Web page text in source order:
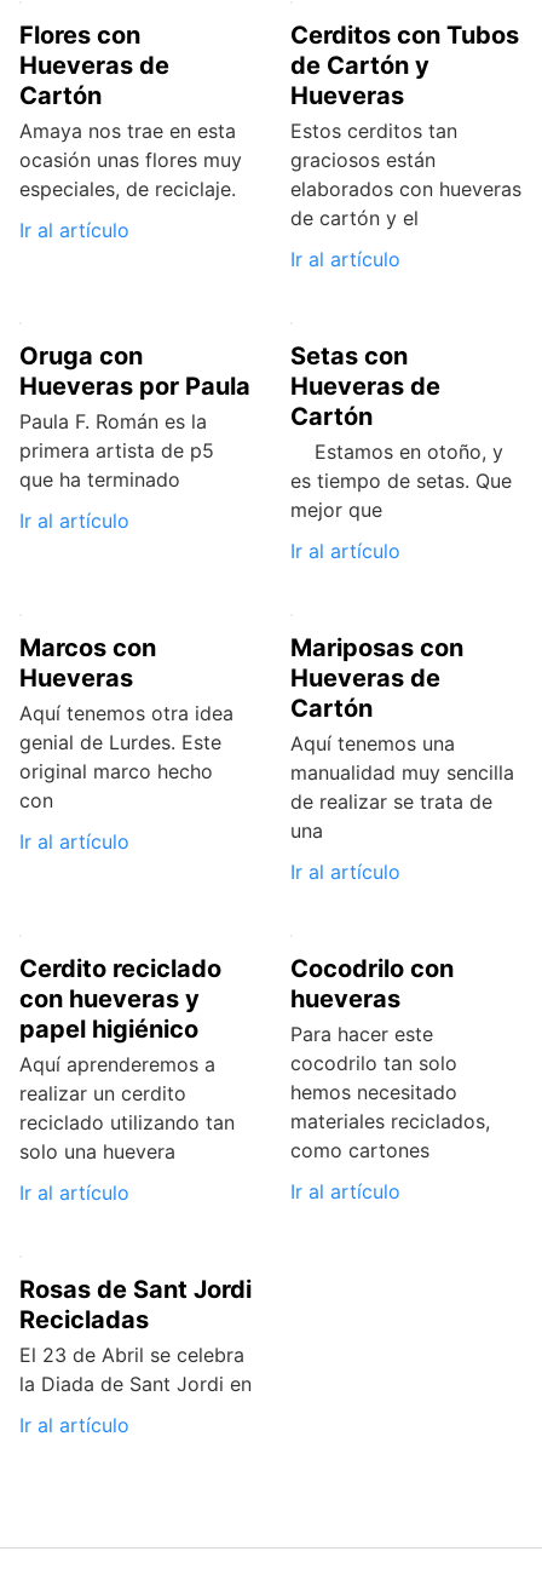
Flores con
Hueveras de
Cartón
Amaya nos trae en esta
ocasión unas flores muy
especiales, de reciclaje.
Ir al artículo
Cerditos con Tubos
de Cartón y
Hueveras
Estos cerditos tan
graciosos están
elaborados con hueveras
de cartón y el
Ir al artículo
Oruga con
Hueveras por Paula
Paula F. Román es la
primera artista de p5
que ha terminado
Ir al artículo
Setas con
Hueveras de
Cartón
Estamos en otoño, y
es tiempo de setas. Que
mejor que
Ir al artículo
Marcos con
Hueveras
Aquí tenemos otra idea
genial de Lurdes. Este
original marco hecho
con
Ir al artículo
Mariposas con
Hueveras de
Cartón
Aquí tenemos una
manualidad muy sencilla
de realizar se trata de
una
Ir al artículo
Cerdito reciclado
con hueveras y
papel higiénico
Aquí aprenderemos a
realizar un cerdito
reciclado utilizando tan
solo una huevera
Ir al artículo
Cocodrilo con
hueveras
Para hacer este
cocodrilo tan solo
hemos necesitado
materiales reciclados,
como cartones
Ir al artículo
Rosas de Sant Jordi
Recicladas
El 23 de Abril se celebra
la Diada de Sant Jordi en
Ir al artículo